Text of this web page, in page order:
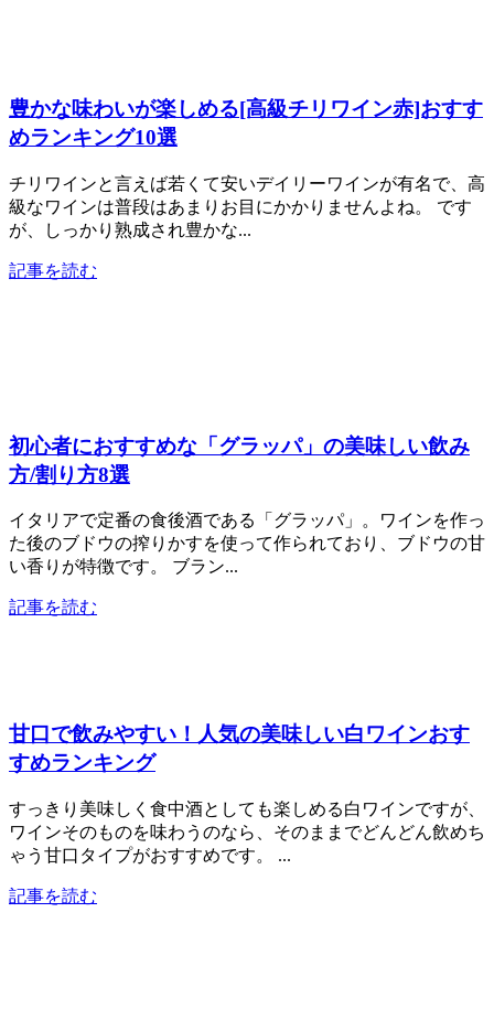
豊かな味わいが楽しめる[高級チリワイン赤]おすす
めランキング10選
チリワインと言えば若くて安いデイリーワインが有名で、高
級なワインは普段はあまりお目にかかりませんよね。 です
が、しっかり熟成され豊かな...
記事を読む
初心者におすすめな「グラッパ」の美味しい飲み
方/割り方8選
イタリアで定番の食後酒である「グラッパ」。ワインを作っ
た後のブドウの搾りかすを使って作られており、ブドウの甘
い香りが特徴です。 ブラン...
記事を読む
甘口で飲みやすい！人気の美味しい白ワインおす
すめランキング
すっきり美味しく食中酒としても楽しめる白ワインですが、
ワインそのものを味わうのなら、そのままでどんどん飲めち
ゃう甘口タイプがおすすめです。 ...
記事を読む